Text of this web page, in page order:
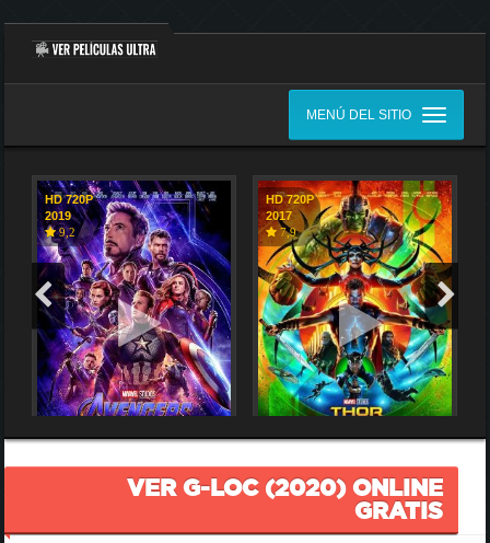
MENÚ DEL SITIO
HD 720P
2019
9,2
HD 720P
2017
7,9
VER G-LOC (2020) ONLINE
GRATIS